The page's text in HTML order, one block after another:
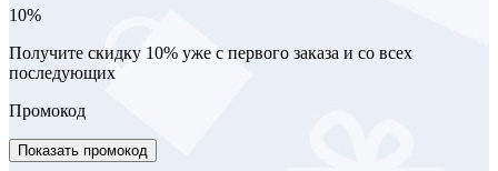
10%
Получите скидку 10% уже с первого заказа и со всех
последующих
Промокод
Показать промокод